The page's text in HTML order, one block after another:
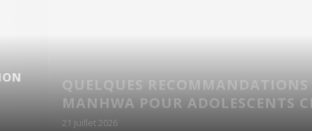
DE MANGAS ET
ÉTÉ !
LIGNE POUR
UNE SEXUALITÉ...